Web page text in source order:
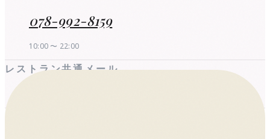
078-992-8159
10:00 〜 22:00
レストラン共通メール